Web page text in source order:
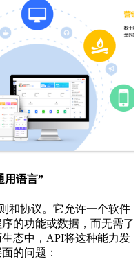
用语言”
和协议。它允许一个软件
的功能或数据，而无需了
态中， API将这种能力发
的问题：